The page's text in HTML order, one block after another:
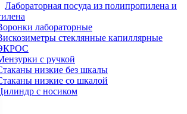
Лабораторная посуда из полипропилена и
лабораторные
стеклянные капиллярные
с ручкой
низкие без шкалы
низкие со шкалой
с носиком